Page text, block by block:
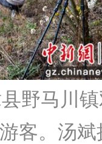
野马川
客。汤斌